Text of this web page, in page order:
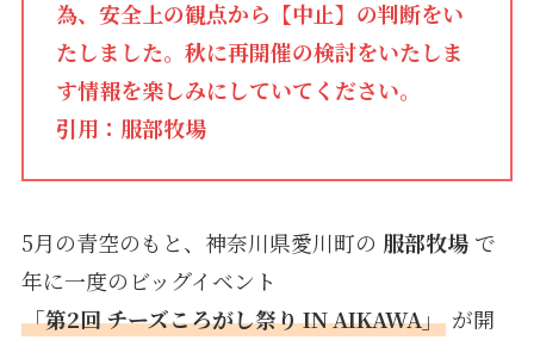
為、安全上の観点から【中止】の判断をい
たしました。秋に再開催の検討をいたしま
す情報を楽しみにしていてください。
引用：服部牧場
5月の青空のもと、神奈川県愛川町の 服部牧場で
年に一度のビッグイベント
「第2回 チーズころがし祭り IN AIKAWA」が開